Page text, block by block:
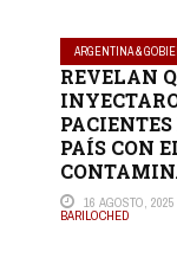
ARGENTINA &
REVELAN
PAÍS CON
16 AGOSTO, 2025
BARILOCHED